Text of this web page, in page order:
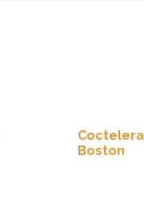
Coctelera
Boston